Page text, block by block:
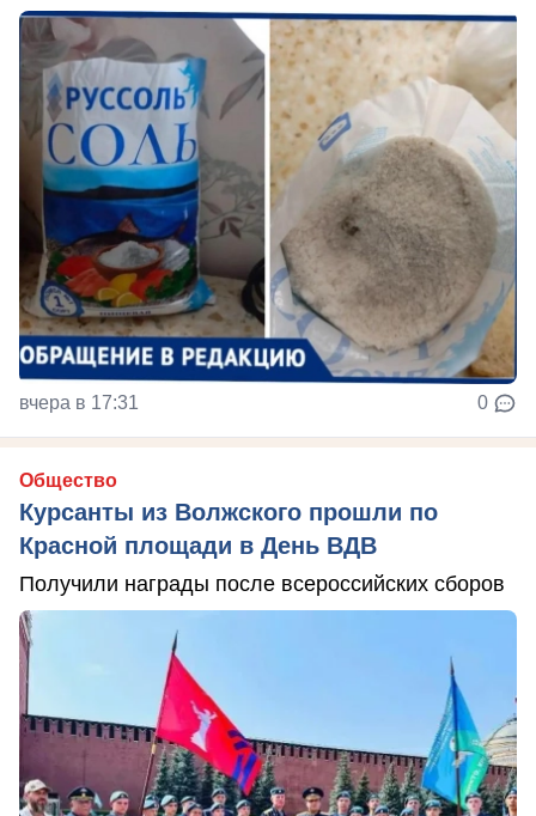
вчера в 17:31 0
Общество
Курсанты из Волжского прошли по
Красной площади в День ВДВ
Получили награды после всероссийских сборов